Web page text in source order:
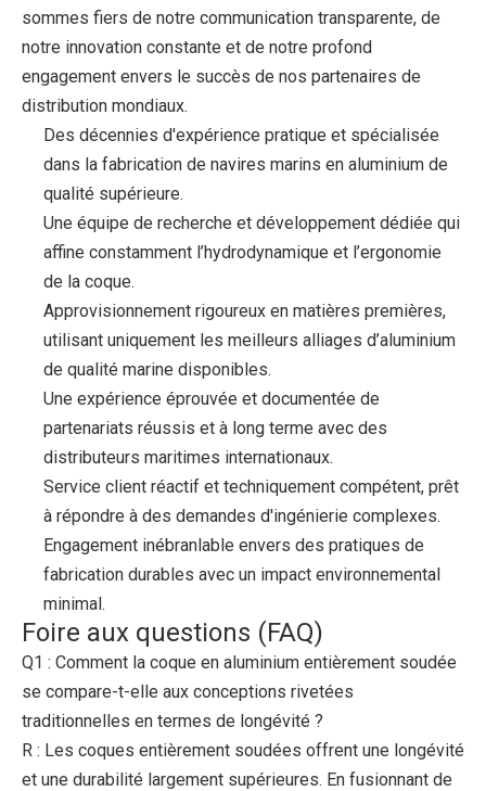
sommes fiers de notre communication transparente, de
notre innovation constante et de notre profond
engagement envers le succès de nos partenaires de
distribution mondiaux.
Des décennies d'expérience pratique et spécialisée
dans la fabrication de navires marins en aluminium de
qualité supérieure.
Une équipe de recherche et développement dédiée qui
affine constamment l’hydrodynamique et l’ergonomie
de la coque.
Approvisionnement rigoureux en matières premières,
utilisant uniquement les meilleurs alliages d’aluminium
de qualité marine disponibles.
Une expérience éprouvée et documentée de
partenariats réussis et à long terme avec des
distributeurs maritimes internationaux.
Service client réactif et techniquement compétent, prêt
à répondre à des demandes d'ingénierie complexes.
Engagement inébranlable envers des pratiques de
fabrication durables avec un impact environnemental
minimal.
Foire aux questions (FAQ)
Q1 : Comment la coque en aluminium entièrement soudée
se compare-t-elle aux conceptions rivetées
traditionnelles en termes de longévité ?
R : Les coques entièrement soudées offrent une longévité
et une durabilité largement supérieures. En fusionnant de